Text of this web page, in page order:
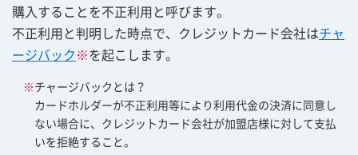
購入することを不正利用と呼びます。
不正利用と判明した時点で、クレジットカード会社はチャ
ージバック※を起こします。
※チャージバックとは？
カードホルダーが不正利用等により利用代金の決済に同意し
ない場合に、クレジットカード会社が加盟店様に対して支払
いを拒絶すること。